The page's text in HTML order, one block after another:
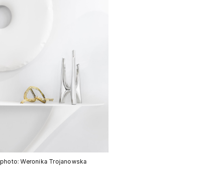
photo: Weronika Trojanowska